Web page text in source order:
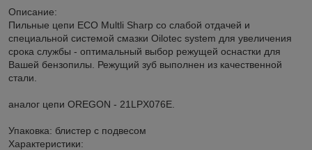
Описание:
Пильные цепи ECO Multli Sharp со слабой отдачей и
специальной системой смазки Oilotec system для увеличения
срока службы - оптимальный выбор режущей оснастки для
Вашей бензопилы. Режущий зуб выполнен из качественной
стали.
аналог цепи OREGON - 21LPX076E.
Упаковка: блистер с подвесом
Характеристики: